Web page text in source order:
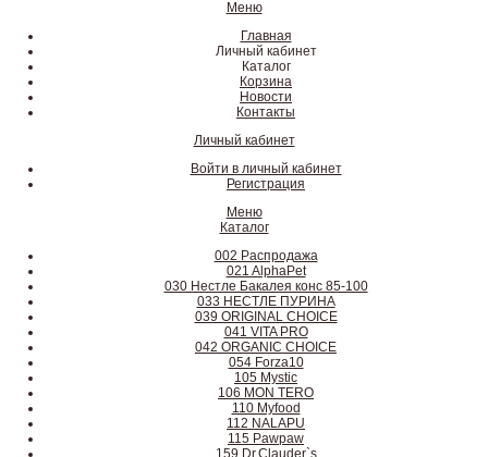
Меню
Главная
Личный кабинет
Каталог
Корзина
Новости
Контакты
Личный кабинет
Войти в личный кабинет
Регистрация
Меню
Каталог
002 Распродажа
021 AlphaPet
030 Нестле Бакалея конc 85-100
033 НЕСТЛЕ ПУРИНА
039 ORIGINAL CHOICE
041 VITA PRO
042 ORGANIC CHOICE
054 Forza10
105 Mystic
106 MON TERO
110 Myfood
112 NALAPU
115 Pawpaw
159 Dr.Clauder`s